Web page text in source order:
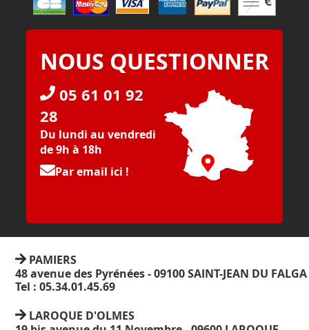
NOUS QUESTIONNER
05 61 01 92
28
Du lundi au vendredi
de 9h à 18h
Par email ici !
PAMIERS
48 avenue des Pyrénées - 09100 SAINT-JEAN DU FALGA
Tel : 05.34.01.45.69
LAROQUE D'OLMES